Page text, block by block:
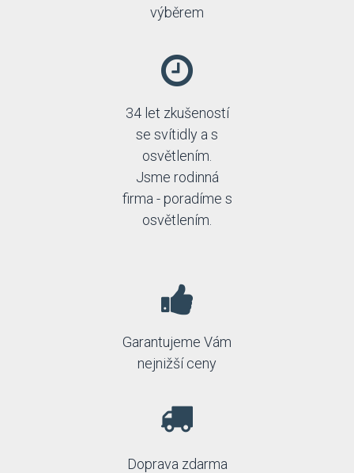
výběrem
34 let zkušeností
se svítidly a s
osvětlením.
Jsme rodinná
firma - poradíme s
osvětlením.
Garantujeme Vám
nejnižší ceny
Doprava zdarma